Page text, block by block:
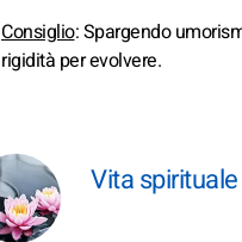
Consiglio: Spargendo
rigidità per evolvere.
Vita